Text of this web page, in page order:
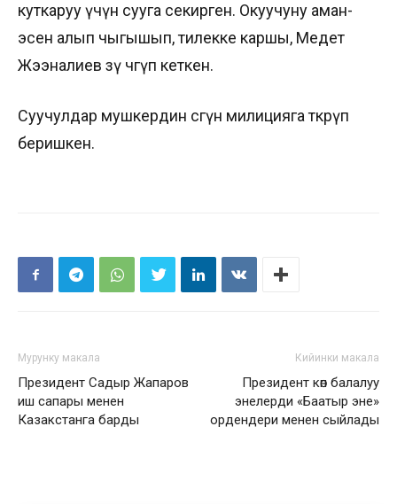
куткаруу үчүн сууга секирген. Окуучуну аман-
эсен алып чыгышып, тилекке каршы, Медет
Жээналиев өзү чөгүп кеткен.
Суучулдар мушкердин сөөгүн милицияга өткөрүп
беришкен.
Мурунку макала
Президент Садыр Жапаров
иш сапары менен
Казакстанга барды
Кийинки макала
Президент көп балалуу
энелерди «Баатыр эне»
ордендери менен сыйлады